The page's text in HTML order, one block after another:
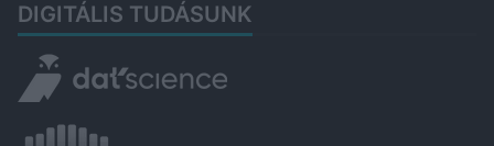
DIGITÁLIS TUDÁSUNK